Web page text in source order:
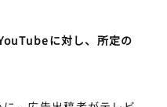
に対し、所定の